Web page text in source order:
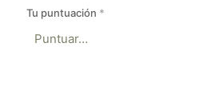
Tu puntuación *